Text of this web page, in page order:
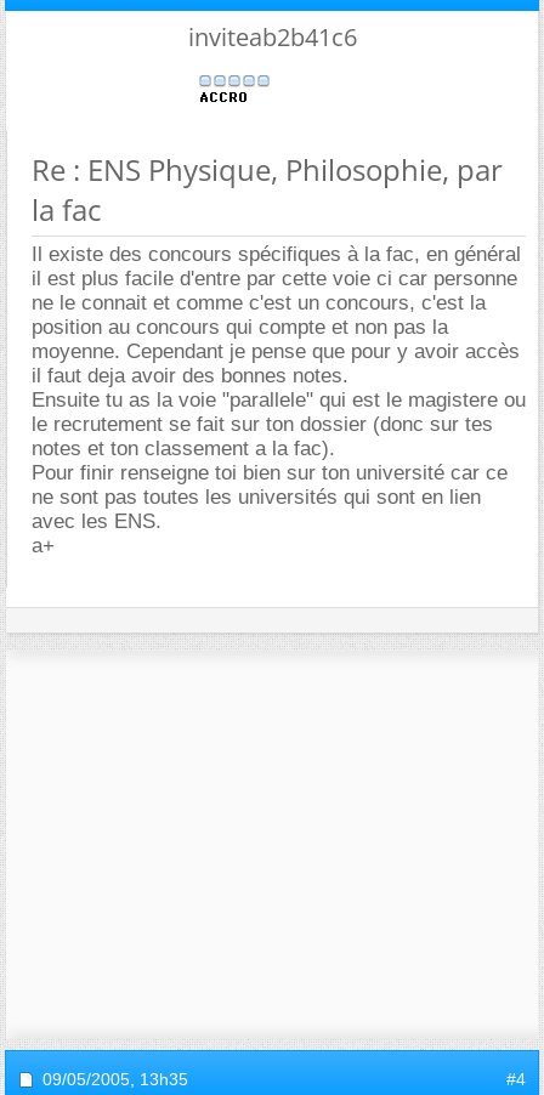
inviteab2b41c6
Re : ENS Physique, Philosophie, par
la fac
Il existe des concours spécifiques à la fac, en général
il est plus facile d'entre par cette voie ci car personne
ne le connait et comme c'est un concours, c'est la
position au concours qui compte et non pas la
moyenne. Cependant je pense que pour y avoir accès
il faut deja avoir des bonnes notes.
Ensuite tu as la voie "parallele" qui est le magistere ou
le recrutement se fait sur ton dossier (donc sur tes
notes et ton classement a la fac).
Pour finir renseigne toi bien sur ton université car ce
ne sont pas toutes les universités qui sont en lien
avec les ENS.
a+
09/05/2005, 13h35 #4